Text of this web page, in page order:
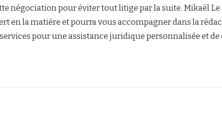
négociation pour éviter tout litige par la suite. Mikaël Le
en la matière et pourra vous accompagner dans la
pour une assistance juridique personnalisée et de